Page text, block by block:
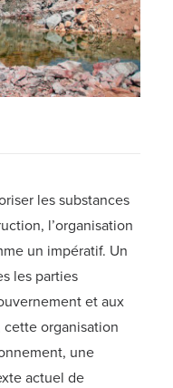
les substances
l’organisation
un impératif. Un
les parties
et aux
cette organisation
une
actuel de